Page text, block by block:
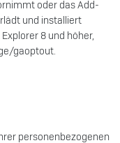
oder das Add-
und installiert
8 und höher,
gaoptout.
personenbezogenen